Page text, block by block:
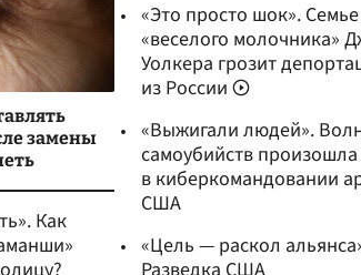
замены
Как
«Это просто шок». Семье
«веселого молочника»
Уолкера грозит
из России
«Выжигали людей».
самоубийств произошла
в киберкомандовании
США
«Цель — раскол